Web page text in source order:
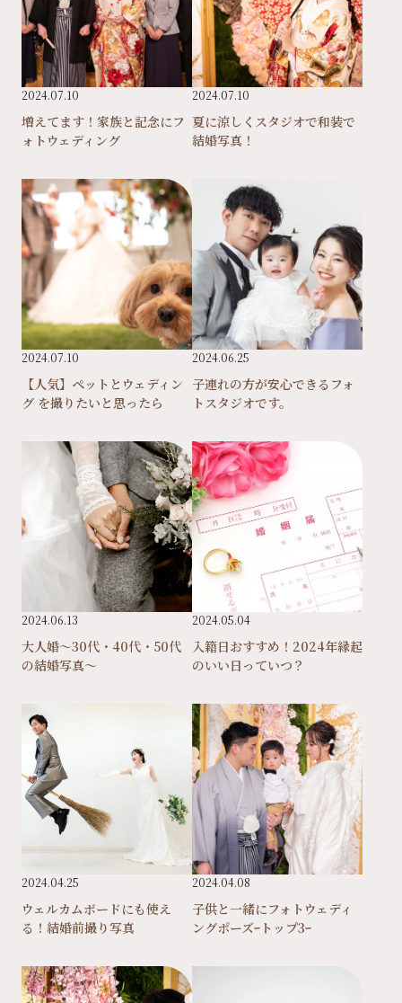
2024.07.10
増えてます！家族と記念にフ
ォトウェディング
2024.07.10
夏に涼しくスタジオで和装で
結婚写真！
2024.07.10
【人気】ペットとウェディン
グ を撮りたいと思ったら
2024.06.25
子連れの方が安心できるフォ
トスタジオです。
2024.06.13
大人婚～30代・40代・50代
の結婚写真～
2024.05.04
入籍日おすすめ！2024年縁起
のいい日っていつ？
2024.04.25
ウェルカムボードにも使え
る！結婚前撮り写真
2024.04.08
子供と一緒にフォトウェディ
ングポーズｰトップ3ｰ